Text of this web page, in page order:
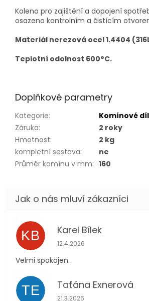
Koleno pro zajištění a dopojení
osazeno kontrolním a čistícím
Materiál nerezová ocel 1.4404
Teplotní odolnost 600°C.
Doplňkové parametry
Kategorie:
Komínové
Záruka:
2 roky
Hmotnost:
2 kg
kompletní sestava:
ne
Průměr komínu v mm: 160
KB Karel Bílek
Hodnocení obchodu je 5 z
12.4.2026
Velmi spokojen.
TE Taťána Exnerová
Hodnocení obchodu je 5 z
21.3.2026